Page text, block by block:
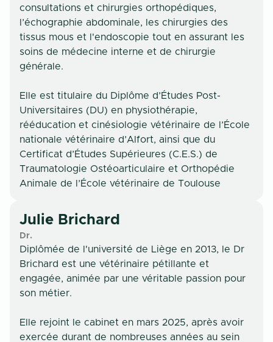
consultations et chirurgies orthopédiques,
l’échographie abdominale, les chirurgies des
tissus mous et l'endoscopie tout en assurant les
soins de médecine interne et de chirurgie
générale.
Elle est titulaire du Diplôme d’Études Post-
Universitaires (DU) en physiothérapie,
rééducation et cinésiologie vétérinaire de l’École
nationale vétérinaire d’Alfort, ainsi que du
Certificat d’Études Supérieures (C.E.S.) de
Traumatologie Ostéoarticulaire et Orthopédie
Animale de l’École vétérinaire de Toulouse
Julie Brichard
Dr.
Diplômée de l'université de Liège en 2013, le Dr
Brichard est une vétérinaire pétillante et
engagée, animée par une véritable passion pour
son métier.
Elle rejoint le cabinet en mars 2025, après avoir
exercée durant de nombreuses années au sein